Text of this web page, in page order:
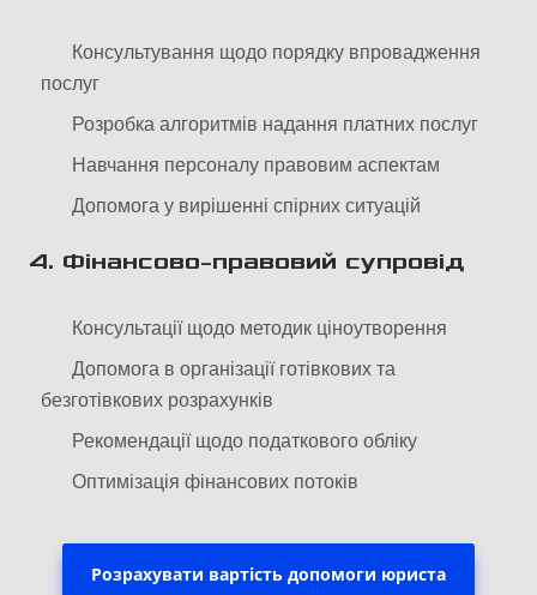
Консультування щодо порядку впровадження
послуг
Розробка алгоритмів надання платних послуг
Навчання персоналу правовим аспектам
Допомога у вирішенні спірних ситуацій
4. Фінансово-правовий супровід
Консультації щодо методик ціноутворення
Допомога в організації готівкових та
безготівкових розрахунків
Рекомендації щодо податкового обліку
Оптимізація фінансових потоків
Розрахувати вартість допомоги юриста